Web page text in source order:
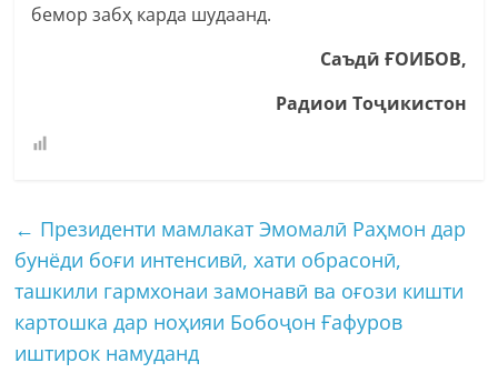
бемор забҳ карда шудаанд.
Саъдӣ ҒОИБОВ,
Радиои Тоҷикистон
← Президенти мамлакат Эмомалӣ Раҳмон дар
бунёди боғи интенсивӣ, хати обрасонӣ,
ташкили гармхонаи замонавӣ ва оғози кишти
картошка дар ноҳияи Бобоҷон Ғафуров
иштирок намуданд